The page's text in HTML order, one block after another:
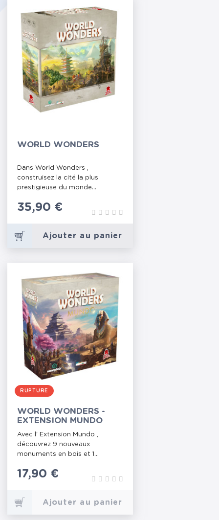
WORLD WONDERS
Dans World Wonders ,
construisez la cité la plus
prestigieuse du monde...
Prix
35,90 €
Ajouter au panier
RUPTURE
WORLD WONDERS -
EXTENSION MUNDO
Avec l' Extension Mundo ,
découvrez 9 nouveaux
monuments en bois et 1...
Prix
17,90 €
Ajouter au panier